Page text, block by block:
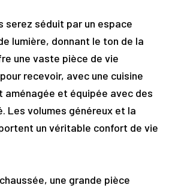
serez séduit par un espace
lumière, donnant le ton de la
une vaste pièce de vie
recevoir, avec une cuisine
et équipée avec des
Les volumes généreux et la
un véritable confort de vie
une grande pièce